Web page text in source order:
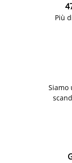
Più
Siamo